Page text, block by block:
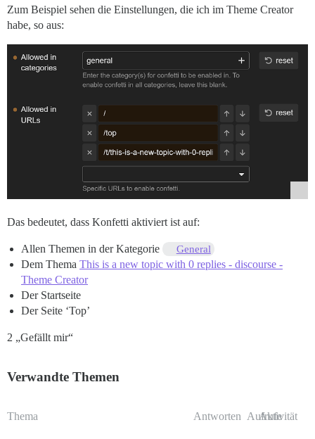
Zum Beispiel sehen die Einstellungen, die ich im Theme Creator
habe, so aus:
Das bedeutet, dass Konfetti aktiviert ist auf:
Allen Themen in der Kategorie General
Dem Thema This is a new topic with 0 replies - discourse -
Theme Creator
Der Startseite
Der Seite ‘Top’
2 „Gefällt mir“
Verwandte Themen
Thema Antworten Aufrufe
Aktivität